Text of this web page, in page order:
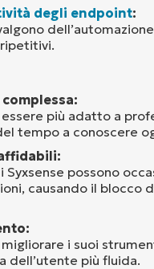
degli endpoint:
più adatto a
tempo a conoscere
Syxsense possono
causando il blocco
i suoi
dell’utente più fluida.